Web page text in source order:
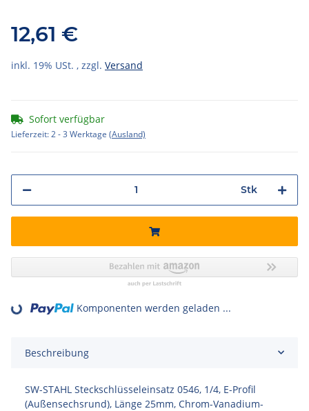
12,61 €
inkl. 19% USt. , zzgl. Versand
Sofort verfügbar
Lieferzeit:2 - 3 Werktage (Ausland)
Stk
Loading... Komponenten werden geladen ...
Beschreibung
SW-STAHL Steckschlüsseleinsatz 0546, 1/4, E-Profil
(Außensechsrund), Länge 25mm, Chrom-Vanadium-